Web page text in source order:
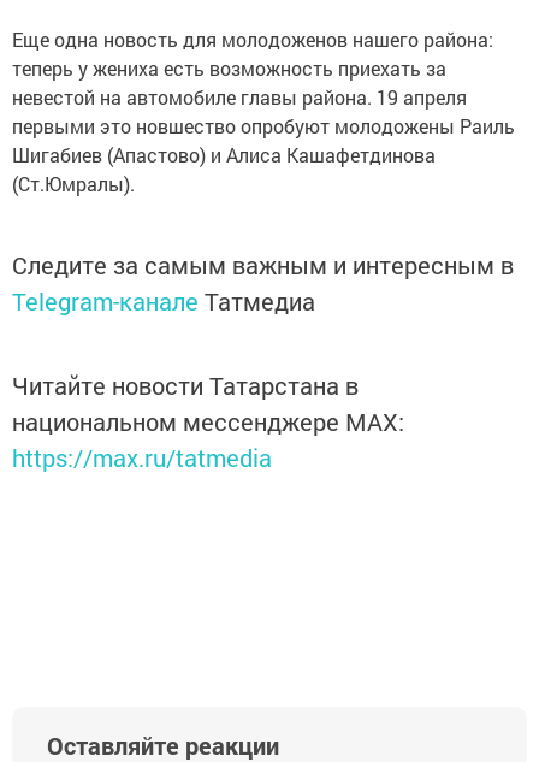
Еще одна новость для молодоженов нашего района:
теперь у жениха есть возможность приехать за
невестой на автомобиле главы района. 19 апреля
первыми это новшество опробуют молодожены Раиль
Шигабиев (Апастово) и Алиса Кашафетдинова
(Ст.Юмралы).
Следите за самым важным и интересным в
Telegram-канале Татмедиа
Читайте новости Татарстана в
национальном мессенджере MАХ:
https://max.ru/tatmedia
Оставляйте реакции